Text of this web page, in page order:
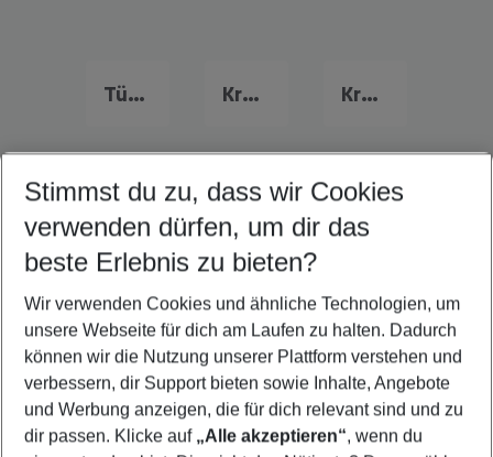
Türkei Urlaub Kreta Urlaub Kroatien Urlaub
Quicklinks
Frübucher Angebote Larnaka für 2026
Flug & Hotel Larnaka
Last Minute Larnaka
Familienurlaub Larnaka
Pauschalreisen Larnaka
Stimmst du zu, dass wir Cookies
verwenden dürfen, um dir das
beste Erlebnis zu bieten?
Wir verwenden Cookies und ähnliche Technologien, um
unsere Webseite für dich am Laufen zu halten. Dadurch
können wir die Nutzung unserer Plattform verstehen und
verbessern, dir Support bieten sowie Inhalte, Angebote
und Werbung anzeigen, die für dich relevant sind und zu
dir passen. Klicke auf „Alle akzeptieren“, wenn du